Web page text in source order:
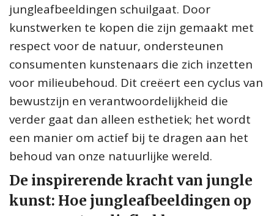
jungleafbeeldingen schuilgaat. Door
kunstwerken te kopen die zijn gemaakt met
respect voor de natuur, ondersteunen
consumenten kunstenaars die zich inzetten
voor milieubehoud. Dit creëert een cyclus van
bewustzijn en verantwoordelijkheid die
verder gaat dan alleen esthetiek; het wordt
een manier om actief bij te dragen aan het
behoud van onze natuurlijke wereld.
De inspirerende kracht van jungle
kunst: Hoe jungleafbeeldingen op